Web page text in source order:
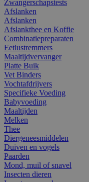
Zwangerschapstests
Afslanken
Afslanken
Afslankthee en Koffie
Combinatiepreparaten
Eetlustremmers
Maaltijdvervanger
Platte Buik
Vet Binders
Vochtafdrijvers
Specifieke Voeding
Babyvoeding
Maaltijden
Melken
Thee
Diergeneesmiddelen
Duiven en vogels
Paarden
Mond, muil of snavel
Insecten dieren